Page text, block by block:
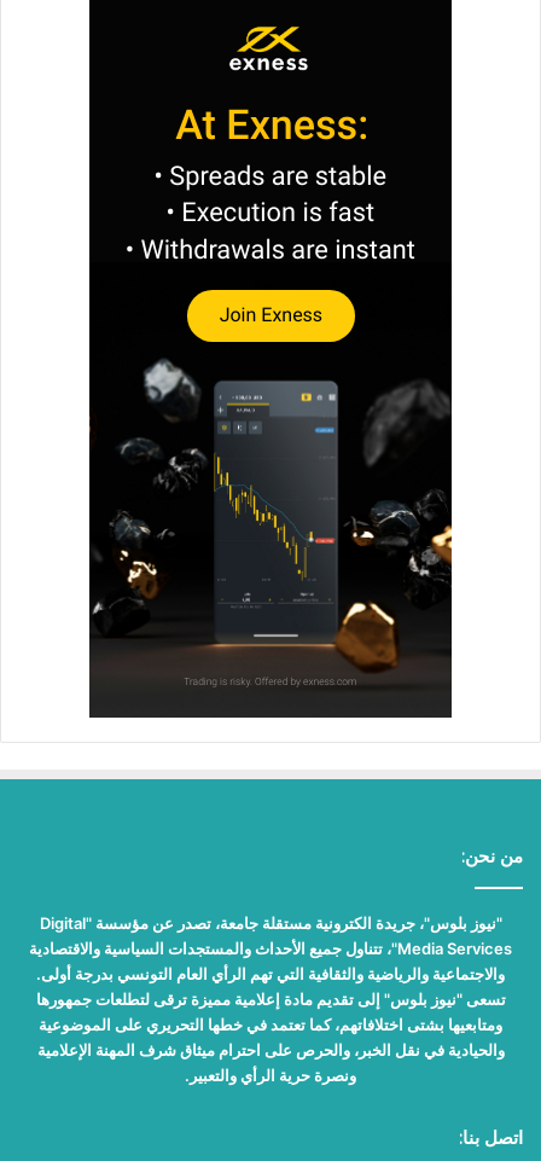
من نحن:
"نيوز بلوس"، جريدة الكترونية مستقلة جامعة، تصدر عن مؤسسة "Digital
Media Services"، تتناول جميع الأحداث والمستجدات السياسية والاقتصادية
والاجتماعية والرياضية والثقافية التي تهم الرأي العام التونسي بدرجة أولى.
تسعى "نيوز بلوس" إلى تقديم مادة إعلامية مميزة ترقى لتطلعات جمهورها
ومتابعيها بشتى اختلافاتهم، كما تعتمد في خطها التحريري على الموضوعية
والحيادية في نقل الخبر، والحرص على احترام ميثاق شرف المهنة الإعلامية
ونصرة حرية الرأي والتعبير.
اتصل بنا: